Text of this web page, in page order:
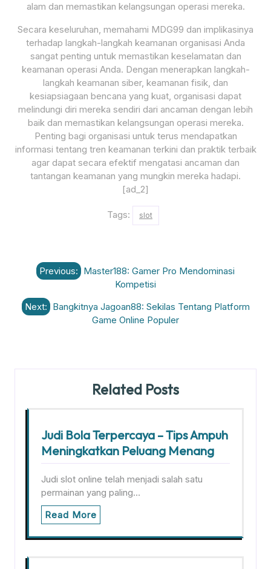
alam dan memastikan kelangsungan operasi mereka.
Secara keseluruhan, memahami MDG99 dan implikasinya
terhadap langkah-langkah keamanan organisasi Anda
sangat penting untuk memastikan keselamatan dan
keamanan operasi Anda. Dengan menerapkan langkah-
langkah keamanan siber, keamanan fisik, dan
kesiapsiagaan bencana yang kuat, organisasi dapat
melindungi diri mereka sendiri dari ancaman dengan lebih
baik dan memastikan kelangsungan operasi mereka.
Penting bagi organisasi untuk terus mendapatkan
informasi tentang tren keamanan terkini dan praktik terbaik
agar dapat secara efektif mengatasi ancaman dan
tantangan keamanan yang mungkin mereka hadapi.
[ad_2]
Tags: slot
Post
navigation
Previous: Master188: Gamer Pro Mendominasi
Kompetisi
Next: Bangkitnya Jagoan88: Sekilas Tentang Platform
Game Online Populer
Related Posts
Judi Bola Terpercaya – Tips Ampuh
Meningkatkan Peluang Menang
Judi slot online telah menjadi salah satu
permainan yang paling…
Read More